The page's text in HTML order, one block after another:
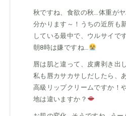
秋ですね、食欲の秋…体重が
分かります～！うちの近所も
している最中で、ウルサイで
朝8時は嫌ですね…
唇は肌と違って、皮膚剥き出
私も唇カサカサしだしたら、
高級リップクリームですか！
地は違いますか？